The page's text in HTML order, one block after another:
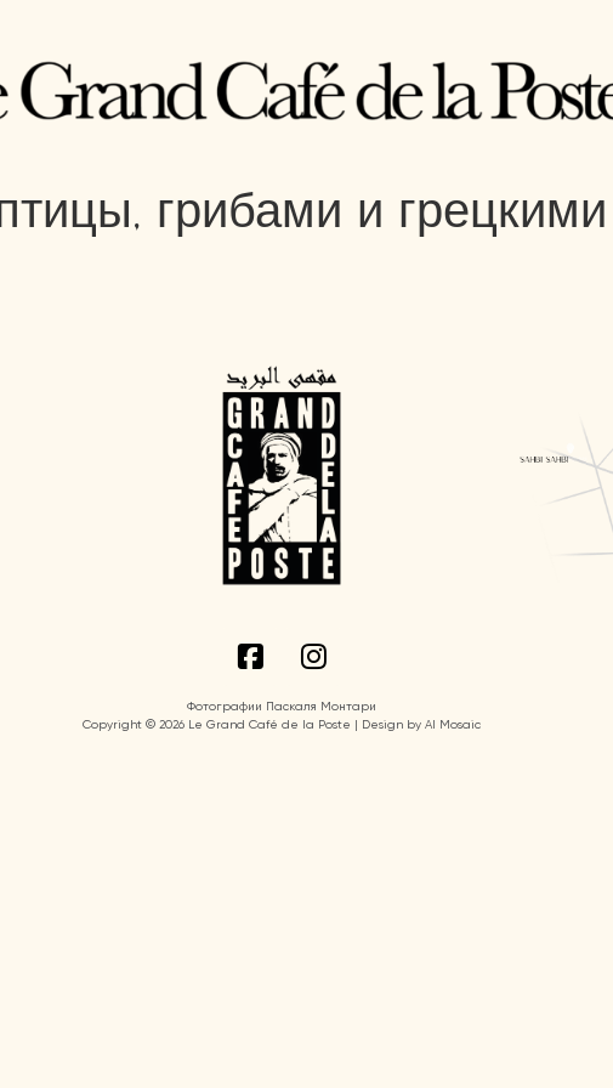
грибами и
Фотографии Паскаля Монтари
Copyright © 2026 Le Grand Café de la Poste | Design by AI Mosaic